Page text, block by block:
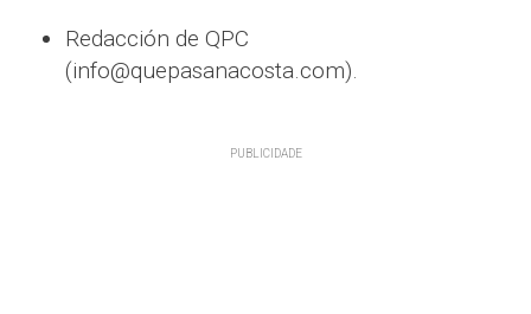
Redacción de QPC
(info@quepasanacosta.com).